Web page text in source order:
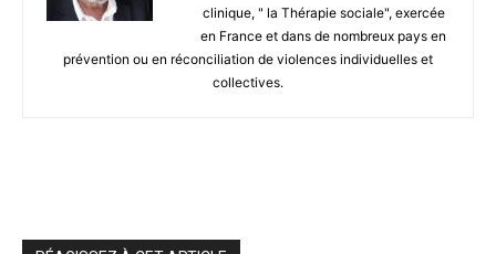
clinique, " la Thérapie sociale", exercée
en France et dans de nombreux pays en
prévention ou en réconciliation de violences individuelles et
collectives.